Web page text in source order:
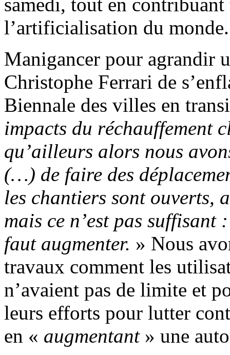
l’artificialisation du monde.
Manigancer pour agrandir
Christophe Ferrari de
Biennale des villes en
impacts du réchauffement
qu’ailleurs alors nous
(…) de faire des
les chantiers sont ouverts,
mais ce n’est pas
faut augmenter. » Nous
travaux comment les
n’avaient pas de limite et
leurs efforts pour lutter
en « augmentant» une